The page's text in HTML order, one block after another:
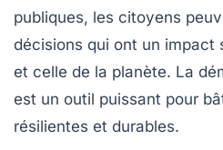
publiques, les citoyens
décisions qui ont un impact
et celle de la planète. La
est un outil puissant pour
résilientes et durables.